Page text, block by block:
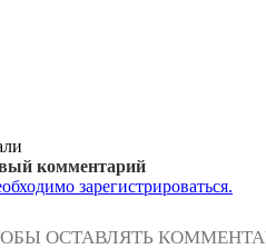
комментарий
зарегистрироваться.
ОСТАВЛЯТЬ